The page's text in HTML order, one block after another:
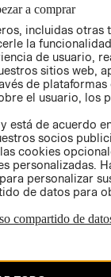
AVISO DE
PRIVACIDAD
GIFT CARD
AVISO DE
a comprar
incluidas otras
la
de usuario,
sitios web,
de plataformas
el usuario, los
está de acuerdo
socios
cookies
personalizadas.
personalizar
de datos para
compartido de